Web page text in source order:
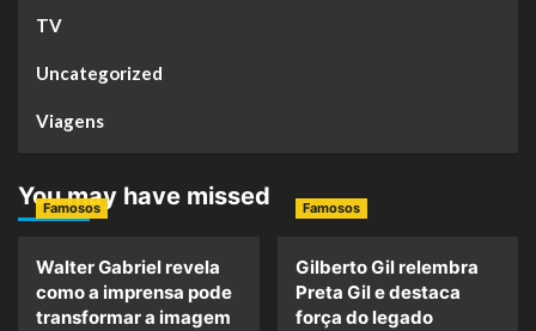
TV
Uncategorized
Viagens
You may have missed
Famosos
Walter Gabriel revela
como a imprensa pode
transformar a imagem
Famosos
Gilberto Gil relembra
Preta Gil e destaca
força do legado